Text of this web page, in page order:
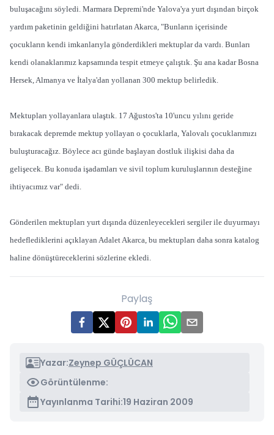
buluşacağını söyledi. Marmara Depremi'nde Yalova'ya yurt dışından birçok
yardım paketinin geldiğini hatırlatan Akarca, "Bunların içerisinde
çocukların kendi imkanlarıyla gönderdikleri mektuplar da vardı. Bunları
kendi olanaklarımız kapsamında tespit etmeye çalıştık. Şu ana kadar Bosna
Hersek, Almanya ve İtalya'dan yollanan 300 mektup belirledik.
Mektupları yollayanlara ulaştık. 17 Ağustos'ta 10'uncu yılını geride
bırakacak depremde mektup yollayan o çocuklarla, Yalovalı çocuklarımızı
buluşturacağız. Böylece acı günde başlayan dostluk ilişkisi daha da
gelişecek. Bu konuda işadamları ve sivil toplum kuruluşlarının desteğine
ihtiyacımız var" dedi.
Gönderilen mektupları yurt dışında düzenleyecekleri sergiler ile duyurmayı
hedeflediklerini açıklayan Adalet Akarca, bu mektupları daha sonra katalog
haline dönüştüreceklerini sözlerine ekledi.
Paylaş
Yazar:Zeynep GÜÇLÜCAN
Görüntülenme:
Yayınlanma Tarihi:19 Haziran 2009